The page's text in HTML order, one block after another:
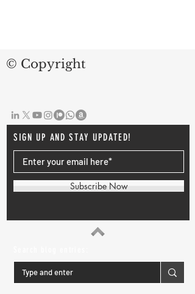
© Copyright
SIGN UP AND STAY UPDATED!
Subscribe Now